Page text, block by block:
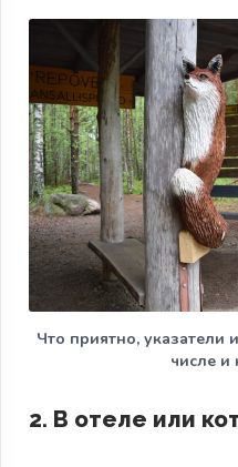
Что приятно,
числе и
2. В отеле или